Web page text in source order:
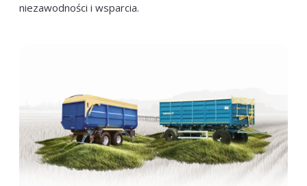
niezawodności i wsparcia.